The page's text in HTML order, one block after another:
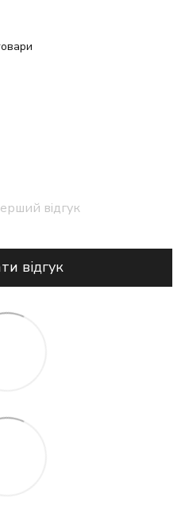
відгук
відгук